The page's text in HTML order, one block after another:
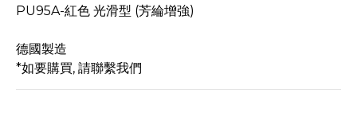
PU95A-紅色 光滑型 (芳綸增強)
德國製造
*如要購買, 請聯繫我們